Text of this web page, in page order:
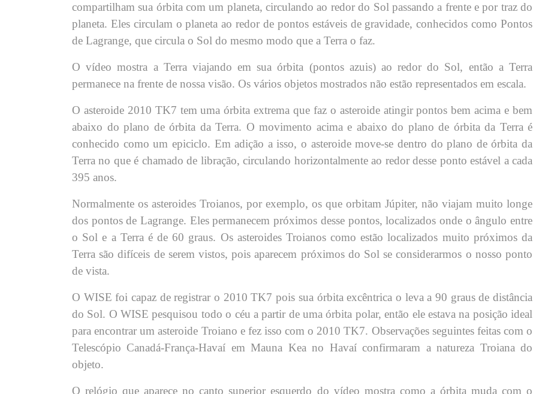
compartilham sua órbita com um planeta, circulando ao redor do Sol passando a frente e por traz do
planeta. Eles circulam o planeta ao redor de pontos estáveis de gravidade, conhecidos como Pontos
de Lagrange, que circula o Sol do mesmo modo que a Terra o faz.
O vídeo mostra a Terra viajando em sua órbita (pontos azuis) ao redor do Sol, então a Terra
permanece na frente de nossa visão. Os vários objetos mostrados não estão representados em escala.
O asteroide 2010 TK7 tem uma órbita extrema que faz o asteroide atingir pontos bem acima e bem
abaixo do plano de órbita da Terra. O movimento acima e abaixo do plano de órbita da Terra é
conhecido como um epiciclo. Em adição a isso, o asteroide move-se dentro do plano de órbita da
Terra no que é chamado de libração, circulando horizontalmente ao redor desse ponto estável a cada
395 anos.
Normalmente os asteroides Troianos, por exemplo, os que orbitam Júpiter, não viajam muito longe
dos pontos de Lagrange. Eles permanecem próximos desse pontos, localizados onde o ângulo entre
o Sol e a Terra é de 60 graus. Os asteroides Troianos como estão localizados muito próximos da
Terra são difíceis de serem vistos, pois aparecem próximos do Sol se considerarmos o nosso ponto
de vista.
O WISE foi capaz de registrar o 2010 TK7 pois sua órbita excêntrica o leva a 90 graus de distância
do Sol. O WISE pesquisou todo o céu a partir de uma órbita polar, então ele estava na posição ideal
para encontrar um asteroide Troiano e fez isso com o 2010 TK7. Observações seguintes feitas com o
Telescópio Canadá-França-Havaí em Mauna Kea no Havaí confirmaram a natureza Troiana do
objeto.
O relógio que aparece no canto superior esquerdo do vídeo mostra como a órbita muda com o